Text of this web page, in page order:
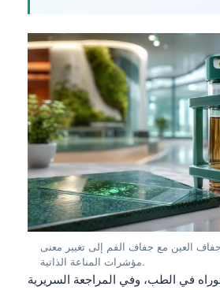
العين مع جفاف الفم إلى تغيير معنى
مؤشرات المناعة الذاتية.
في الطب، وفي المراجعة السريرية